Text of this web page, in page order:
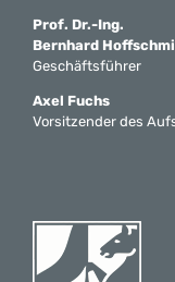
Prof. Dr.-Ing.
Bernhard
Geschäftsführer
Axel Fuchs
Vorsitzender des